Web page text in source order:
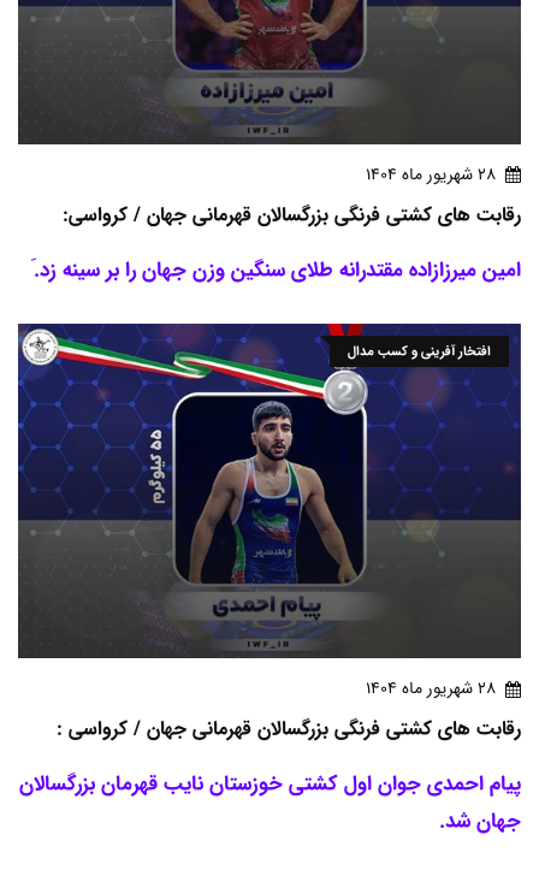
28 شهريور ماه 1404
رقابت های کشتی فرنگی بزرگسالان قهرمانی جهان / کرواسی:
امین میرزازاده مقتدرانه طلای سنگین وزن جهان را بر سینه زد.َ
افتخار آفرینی و کسب مدال
28 شهريور ماه 1404
رقابت های کشتی فرنگی بزرگسالان قهرمانی جهان / کرواسی :
پیام احمدی جوان اول کشتی خوزستان نایب قهرمان بزرگسالان
جهان شد.